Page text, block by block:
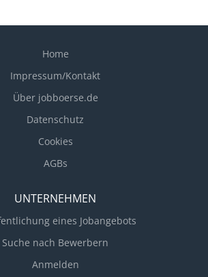
Home
Impressum/Kontakt
Über jobboerse.de
Datenschutz
Cookies
AGBs
UNTERNEHMEN
eines Jobangebots
Suche nach Bewerbern
Anmelden